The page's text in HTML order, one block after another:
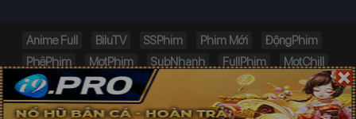
Trailer 120
Vùng Biển Chết Chóc
Trailer 182
Anime Full BiluTV SSPhim Phim Mới
ĐộngPhim
PhêPhim
MọtPhim SubNhanh FullPhim
MọtChill
PhimChill
TVHay.org